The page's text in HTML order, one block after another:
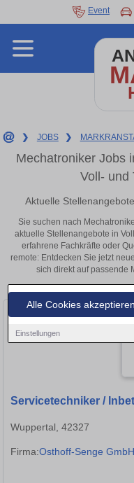
Alle Cookies akzeptieren
Einstellungen
Event
❯ JOBS ❯
Mechatroniker Jobs
Voll- und
Aktuelle
Sie suchen nach
aktuelle Stellenangebote in
erfahrene Fachkräfte oder
remote: Entdecken Sie jetzt
sich direkt auf passende
Servicetechniker /
Wuppertal, 42327
Firma:Osthoff-Senge